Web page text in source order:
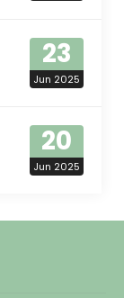
23
Jun 2025
20
Jun 2025